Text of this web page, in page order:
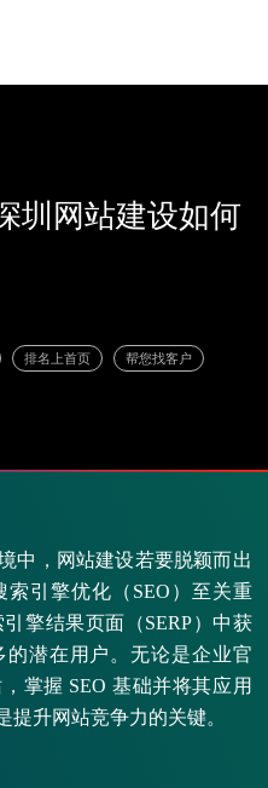
圳网站建设如何
中，网站建设若要脱颖而出
引擎优化（SEO）至关重
擎结果页面（SERP）中获
潜在用户。无论是企业官
掌握 SEO 基础并将其应用
升网站竞争力的关键。